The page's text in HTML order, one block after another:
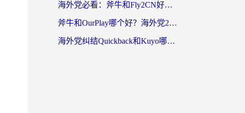
海外党必看：斧牛和Fly2CN好用吗？3招教你选对回国加速器（附免费试用攻略）
斧牛和OurPlay哪个好？海外党2026亲测：选对加速器，国内资源秒加载
海外党纠结Quickback和Kuyo哪个好？选对回国加速器才能无缝刷国内资源